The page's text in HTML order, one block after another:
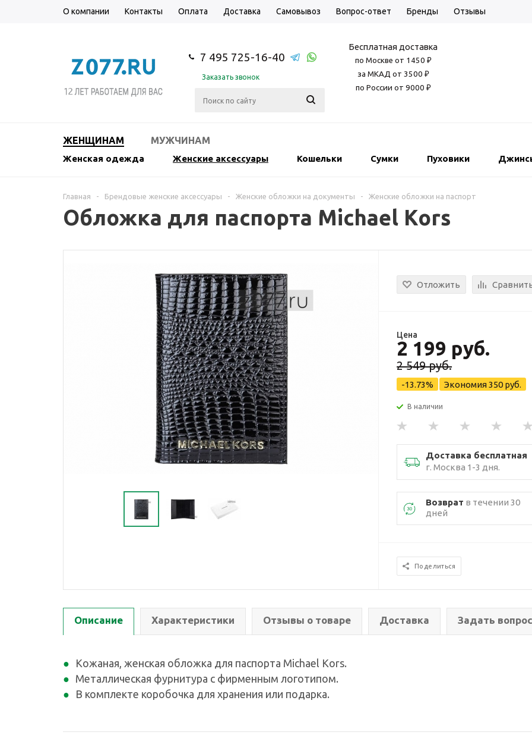
О компании Контакты Оплата Доставка Самовывоз Вопрос-ответ Бренды Отзывы
7 495 725-16-40
Заказать звонок
Бесплатная доставка
по Москве от 1450 ₽
за МКАД от 3500 ₽
по России от 9000 ₽
ЖЕНЩИНАМ МУЖЧИНАМ
Женская одежда Женские аксессуары Кошельки Сумки Пуховики
Главная - Брендовые женские аксессуары - Женские обложки на документы - Женские обложки на паспорт
Обложка для паспорта Michael Kors
Отложить
Цена
2 199 руб.
2 549 руб.
-13.73% Экономия350 руб.
В наличии
Доставка бесплатная
г. Москва 1-3 дня.
Возврат в течении 30
дней
Поделиться
Описание Характеристики Отзывы о товаре Доставка Задать вопрос
Кожаная, женская обложка для паспорта Michael Kors.
Металлическая фурнитура с фирменным логотипом.
В комплекте коробочка для хранения или подарка.